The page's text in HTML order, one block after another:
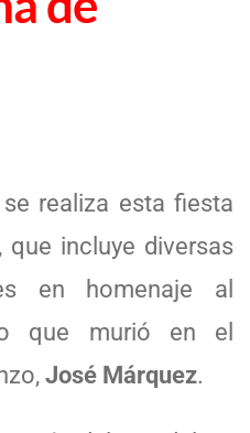
realiza esta fiesta
incluye diversas
en homenaje al
que murió en el
José Márquez.